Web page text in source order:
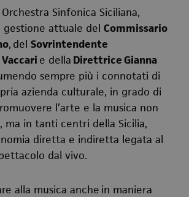
Orchestra Sinfonica Siciliana,
attuale del Commissario
, del Sovrintendente
e della Direttrice Gianna
sempre più i connotati di
azienda culturale, in grado di
l’arte e la musica non
ma in tanti centri della Sicilia,
diretta e indiretta legata al
dal vivo.
alla musica anche in maniera